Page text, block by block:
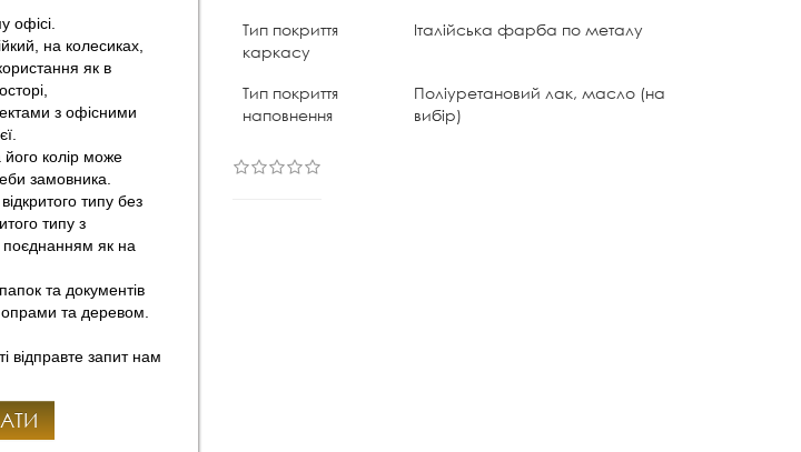
офісі.
на колесиках,
як в
з офісними
колір може
замовника.
типу без
типу з
поєднанням як на
та документів
та деревом.
відправте запит нам
Тип покриття
каркасу
Італійська фарба по металу
Тип покриття
наповнення
Поліуретановий лак, масло (на
вибір)